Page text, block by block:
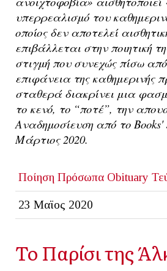
υπερρεαλισμό του
οποίος δεν αποτελεί
επιβάλλεται στην ποιητική
στιγμή που συνεχώς πίσω
επιφάνεια της καθημερινής
σταθερά διακρίνει μια
το κενό, το “ποτέ”, την
Αναδημοσίευση από το Books'
Μάρτιος 2020.
Ποίηση Πρόσωπα Obituary
23 Μαϊος 2020
Το Παρίσι της